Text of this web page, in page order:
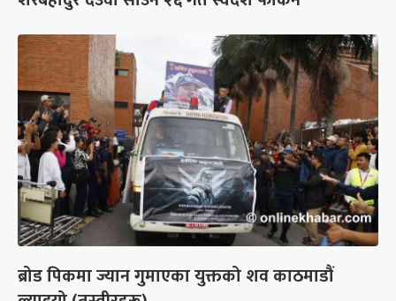
ब्रोड पिकमा ज्यान गुमाएका युक्तको शव काठमाडौं